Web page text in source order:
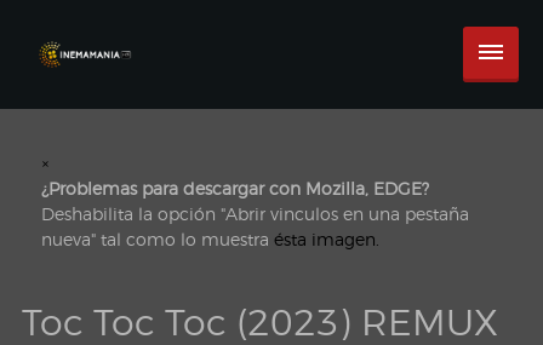
×
¿Problemas para descargar con Mozilla, EDGE?
Deshabilita la opción "Abrir vinculos en una pestaña
nueva" tal como lo muestra ésta imagen.
Toc Toc Toc (2023) REMUX